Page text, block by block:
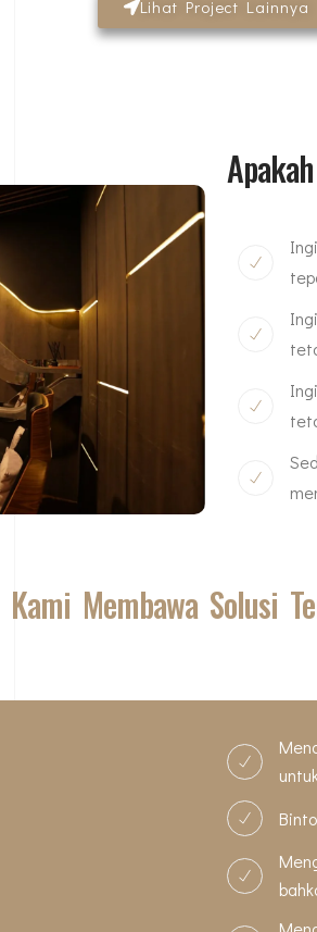
Lihat Project Lainnya
Kami Membawa Solusi